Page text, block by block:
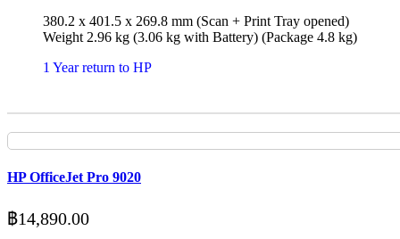
380.2 x 401.5 x 269.8 mm (Scan + Print Tray opened)
Weight 2.96 kg (3.06 kg with Battery) (Package 4.8 kg)
1 Year return to HP
HP OfficeJet Pro 9020
฿14,890.00